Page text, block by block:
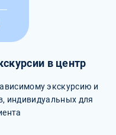
в центр
экскурсию и
индивидуальных для